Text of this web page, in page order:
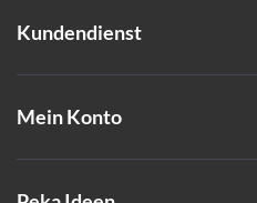
Kundendienst
Mein Konto